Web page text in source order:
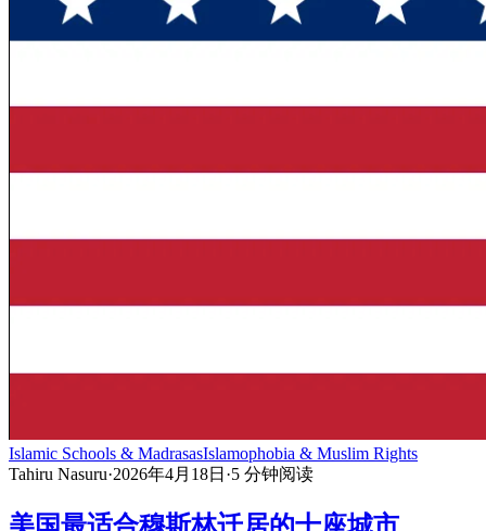
Islamic Schools & MadrasasIslamophobia & Muslim Rights
Tahiru Nasuru·2026年4月18日 ·5 分钟阅读